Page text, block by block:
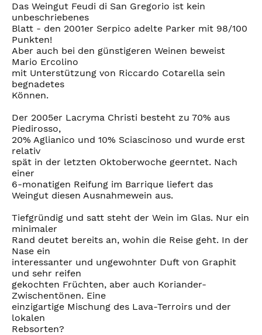
Das Weingut Feudi di San Gregorio ist kein
unbeschriebenes
Blatt - den 2001er Serpico adelte Parker mit 98/100
Punkten!
Aber auch bei den günstigeren Weinen beweist
Mario Ercolino
mit Unterstützung von Riccardo Cotarella sein
begnadetes
Können.
Der 2005er Lacryma Christi besteht zu 70% aus
Piedirosso,
20% Aglianico und 10% Sciascinoso und wurde erst
relativ
spät in der letzten Oktoberwoche geerntet. Nach
einer
6-monatigen Reifung im Barrique liefert das
Weingut diesen Ausnahmewein aus.
Tiefgründig und satt steht der Wein im Glas. Nur ein
minimaler
Rand deutet bereits an, wohin die Reise geht. In der
Nase ein
interessanter und ungewohnter Duft von Graphit
und sehr reifen
gekochten Früchten, aber auch Koriander-
Zwischentönen. Eine
einzigartige Mischung des Lava-Terroirs und der
lokalen
Rebsorten?